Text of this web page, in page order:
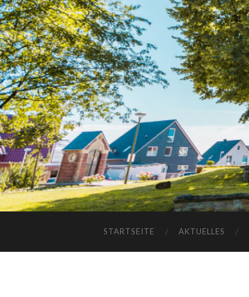
STARTSEITE AKTUELLES